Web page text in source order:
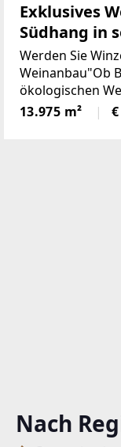
Nach
Exklusives
Südhang in
Werden Sie
Weinanbau"Ob
ökologischen
eigenen
13975m²
13.975 m²